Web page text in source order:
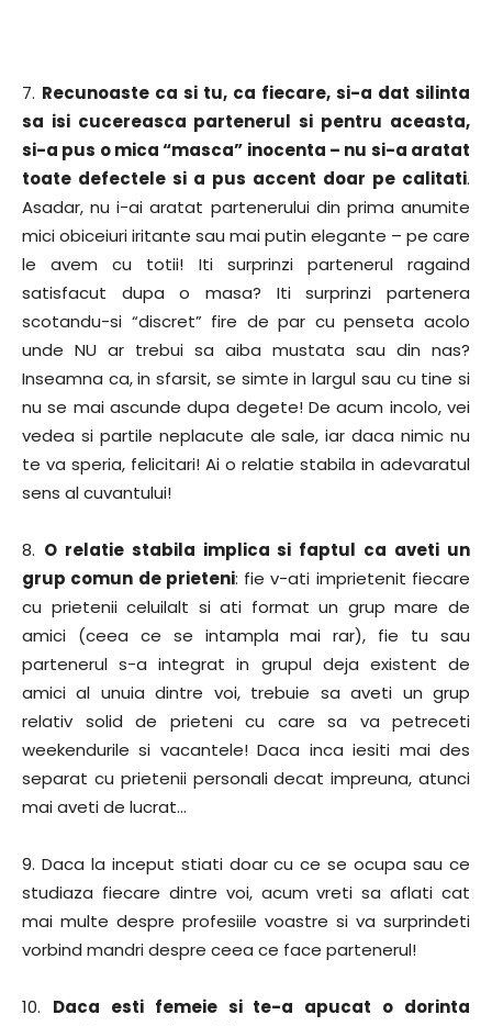
7. Recunoaste ca si tu, ca fiecare, si-a dat silinta
sa isi cucereasca partenerul si pentru aceasta,
si-a pus o mica “masca” inocenta – nu si-a aratat
toate defectele si a pus accent doar pe calitati.
Asadar, nu i-ai aratat partenerului din prima anumite
mici obiceiuri iritante sau mai putin elegante – pe care
le avem cu totii! Iti surprinzi partenerul ragaind
satisfacut dupa o masa? Iti surprinzi partenera
scotandu-si “discret” fire de par cu penseta acolo
unde NU ar trebui sa aiba mustata sau din nas?
Inseamna ca, in sfarsit, se simte in largul sau cu tine si
nu se mai ascunde dupa degete! De acum incolo, vei
vedea si partile neplacute ale sale, iar daca nimic nu
te va speria, felicitari! Ai o relatie stabila in adevaratul
sens al cuvantului!
8. O relatie stabila implica si faptul ca aveti un
grup comun de prieteni: fie v-ati imprietenit fiecare
cu prietenii celuilalt si ati format un grup mare de
amici (ceea ce se intampla mai rar), fie tu sau
partenerul s-a integrat in grupul deja existent de
amici al unuia dintre voi, trebuie sa aveti un grup
relativ solid de prieteni cu care sa va petreceti
weekendurile si vacantele! Daca inca iesiti mai des
separat cu prietenii personali decat impreuna, atunci
mai aveti de lucrat…
9. Daca la inceput stiati doar cu ce se ocupa sau ce
studiaza fiecare dintre voi, acum vreti sa aflati cat
mai multe despre profesiile voastre si va surprindeti
vorbind mandri despre ceea ce face partenerul!
10. Daca esti femeie si te-a apucat o dorinta